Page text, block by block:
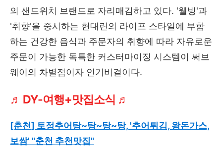
의 샌드위치 브랜드로 자리매김하고 있다. '웰빙'과
'취향'을 중시하는 현대린의 라이프 스타일에 부합
하는 건강한 음식과 주문자의 취향에 따라 자유로운
주문이 가능한 독특한 커스터마이징 시스템이 써브
웨이의 차별점이자 인기비결이다.
♬ DY-여행+맛집소식 ♬
[춘천] 토정추어탕~탕~탕~탕, '추어튀김, 왕돈가스,
보쌈' "춘천 추천맛집"